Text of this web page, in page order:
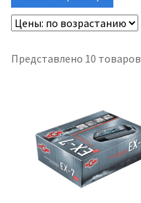
Представлено 10 товаров